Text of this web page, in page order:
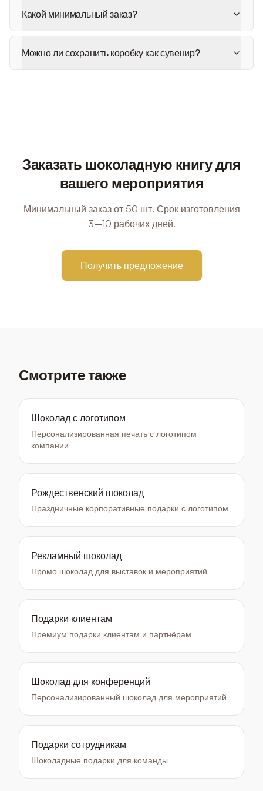
Какой минимальный заказ?
Можно ли сохранить коробку как сувенир?
Заказать шоколадную книгу для
вашего мероприятия
Минимальный заказ от 50 шт. Срок изготовления
3–10 рабочих дней.
Получить предложение
Смотрите также
Шоколад с логотипом
Персонализированная печать с логотипом
компании
Рождественский шоколад
Праздничные корпоративные подарки с логотипом
Рекламный шоколад
Промо шоколад для выставок и мероприятий
Подарки клиентам
Премиум подарки клиентам и партнёрам
Шоколад для конференций
Персонализированный шоколад для мероприятий
Подарки сотрудникам
Шоколадные подарки для команды